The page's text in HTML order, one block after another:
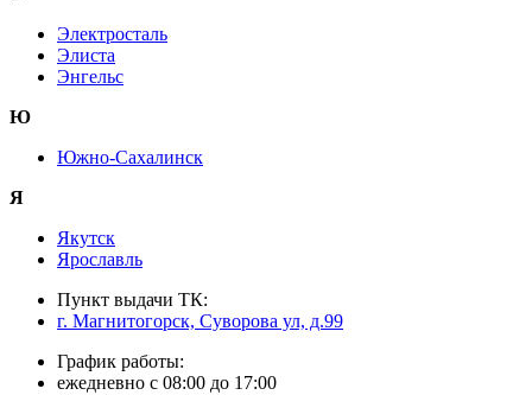
Электросталь
Элиста
Энгельс
Ю
Южно-Сахалинск
Я
Якутск
Ярославль
Пункт выдачи ТК:
г. Магнитогорск, Суворова ул, д.99
График работы:
ежедневно с 08:00 до 17:00